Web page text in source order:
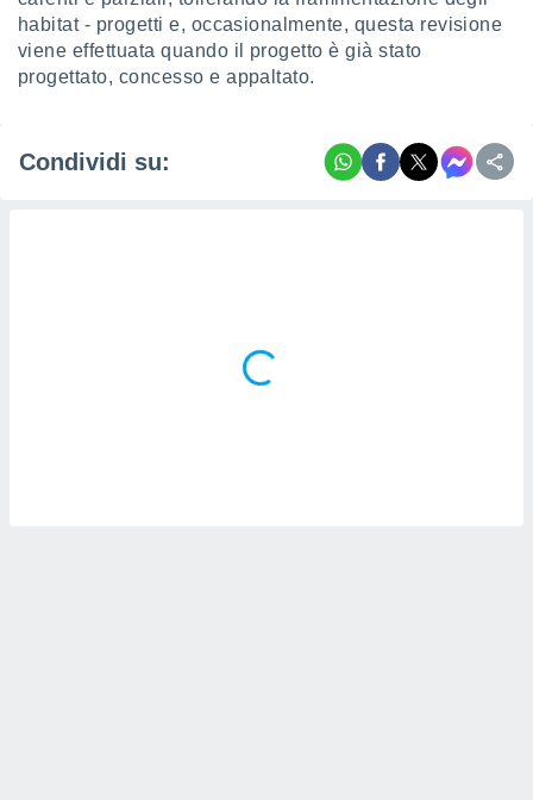
habitat - progetti e, occasionalmente, questa revisione
viene effettuata quando il progetto è già stato
progettato, concesso e appaltato.
Condividi su: